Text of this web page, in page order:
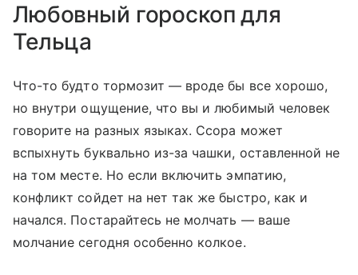
Любовный гороскоп для
Тельца
Что-то будто тормозит — вроде бы все хорошо,
но внутри ощущение, что вы и любимый человек
говорите на разных языках. Ссора может
вспыхнуть буквально из-за чашки, оставленной не
на том месте. Но если включить эмпатию,
конфликт сойдет на нет так же быстро, как и
начался. Постарайтесь не молчать — ваше
молчание сегодня особенно колкое.